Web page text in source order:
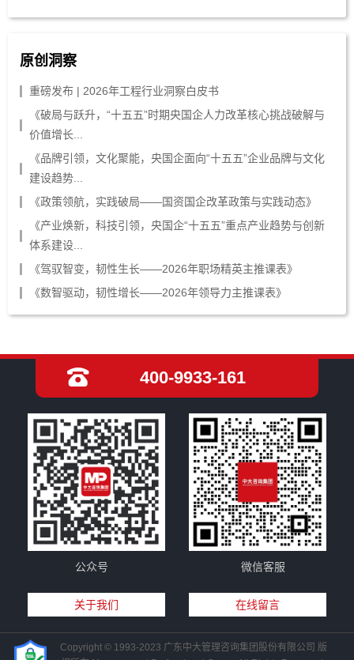
原创洞察
重磅发布 | 2026年工程行业洞察白皮书
《破局与跃升，“十五五”时期央国企人力改革核心挑战破解与
价值增长...
《品牌引领，文化聚能，央国企面向“十五五”企业品牌与文化
建设趋势...
《政策领航，实践破局——国资国企改革政策与实践动态》
《产业焕新，科技引领，央国企“十五五”重点产业趋势与创新
体系建设...
《驾驭智变，韧性生长——2026年职场精英主推课表》
《数智驱动，韧性增长——2026年领导力主推课表》
400-9933-161
公众号 微信客服
关于我们 在线留言
Copyright © 1993-2023 广东中大管理咨询集团股份有限公司 版